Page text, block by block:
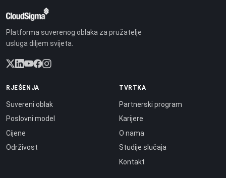
Platforma suverenog oblaka za pružatelje
usluga diljem svijeta.
RJEŠENJA
Suvereni oblak
Poslovni model
Cijene
Održivost
TVRTKA
Partnerski program
Karijere
O nama
Studije slučaja
Kontakt